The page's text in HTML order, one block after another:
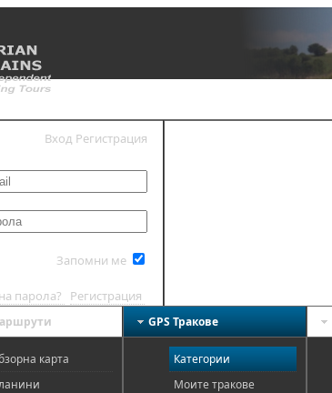
Вход Регистрация
Запомни ме
парола? Регистрация
карта
GPS Тракове
Категории
Моите тракове